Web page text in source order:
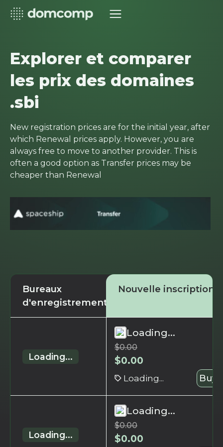
Explorer et comparer
les prix des domaines
.sbi
New registration prices are for the initial year, after
which Renewal prices apply. However, you are
always free to move to another provider. This is
often a good option as Transfer prices may be
cheaper than Renewal
Bureaux
d'enregistrement
Nouvelle inscription
Loading...
Loading...
$0.00
$0.00
Loading... Buy
Loading...
Loading...
$0.00
$0.00